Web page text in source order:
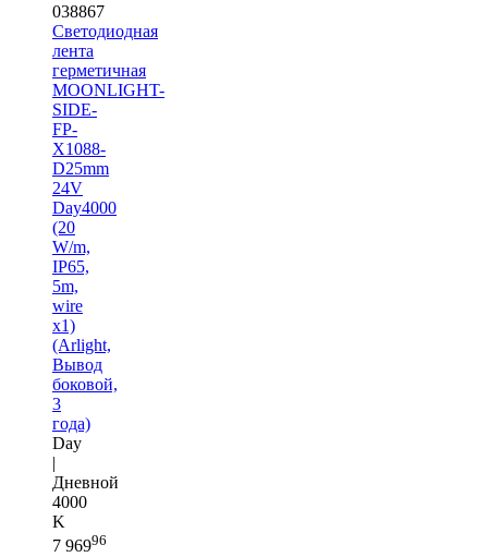
038867
Светодиодная
лента
герметичная
MOONLIGHT-
SIDE-
FP-
X1088-
D25mm
24V
Day4000
(20
W/m,
IP65,
5m,
wire
x1)
(Arlight,
Вывод
боковой,
3
года)
Day
|
Дневной
4000
K
7 96996